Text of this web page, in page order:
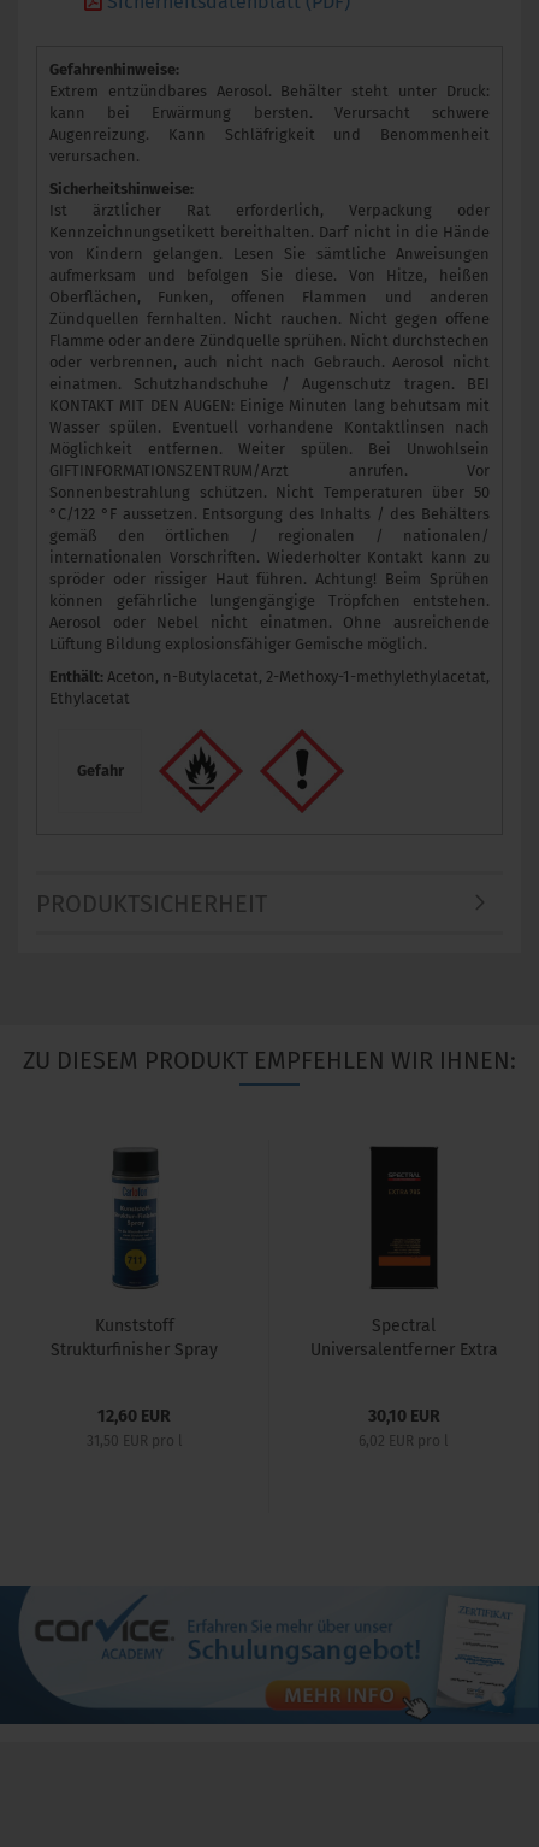
Gefahrenhinweise:
Extrem entzündbares Aerosol. Behälter steht unter Druck:
kann bei Erwärmung bersten. Verursacht schwere
Augenreizung. Kann Schläfrigkeit und Benommenheit
verursachen.
Sicherheitshinweise:
Ist ärztlicher Rat erforderlich, Verpackung oder
Kennzeichnungsetikett bereithalten. Darf nicht in die Hände
von Kindern gelangen. Lesen Sie sämtliche Anweisungen
aufmerksam und befolgen Sie diese. Von Hitze, heißen
Oberflächen, Funken, offenen Flammen und anderen
Zündquellen fernhalten. Nicht rauchen. Nicht gegen offene
Flamme oder andere Zündquelle sprühen. Nicht durchstechen
oder verbrennen, auch nicht nach Gebrauch. Aerosol nicht
einatmen. Schutzhandschuhe / Augenschutz tragen. BEI
KONTAKT MIT DEN AUGEN: Einige Minuten lang behutsam mit
Wasser spülen. Eventuell vorhandene Kontaktlinsen nach
Möglichkeit entfernen. Weiter spülen. Bei Unwohlsein
GIFTINFORMATIONSZENTRUM/Arzt anrufen. Vor
Sonnenbestrahlung schützen. Nicht Temperaturen über 50
°C/122 °F aussetzen. Entsorgung des Inhalts / des Behälters
gemäß den örtlichen / regionalen / nationalen/
internationalen Vorschriften. Wiederholter Kontakt kann zu
spröder oder rissiger Haut führen. Achtung! Beim Sprühen
können gefährliche lungengängige Tröpfchen entstehen.
Aerosol oder Nebel nicht einatmen. Ohne ausreichende
Lüftung Bildung explosionsfähiger Gemische möglich.
Enthält: Aceton, n-Butylacetat, 2-Methoxy-1-methylethylacetat,
Ethylacetat
Gefahr
PRODUKTSICHERHEIT
ZU DIESEM PRODUKT EMPFEHLEN WIR IHNEN:
Kunststoff
Strukturfinisher Spray
12,60 EUR
31,50 EUR pro l
Spectral
Universalentferner Extra
30,10 EUR
6,02 EUR pro l